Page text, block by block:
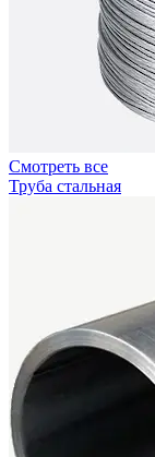
Смотреть все
Труба стальная